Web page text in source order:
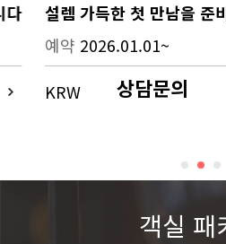
다
설렘 가득한 첫 만남을 준
예약 2026.01.01~
KRW
상담문의
객실 패